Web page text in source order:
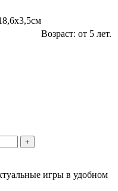
Возраст: от 5 лет.
+
игры в удобном